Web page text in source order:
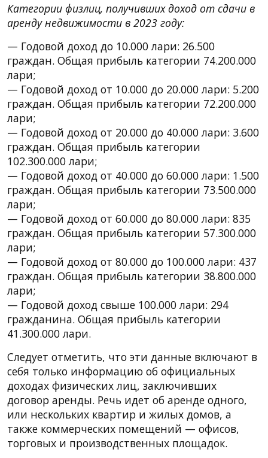
Категории физлиц, получивших доход от сдачи в
аренду недвижимости в 2023 году:
— Годовой доход до 10.000 лари: 26.500
граждан. Общая прибыль категории 74.200.000
лари;
— Годовой доход от 10.000 до 20.000 лари: 5.200
граждан. Общая прибыль категории 72.200.000
лари;
— Годовой доход от 20.000 до 40.000 лари: 3.600
граждан. Общая прибыль категории
102.300.000 лари;
— Годовой доход от 40.000 до 60.000 лари: 1.500
граждан. Общая прибыль категории 73.500.000
лари;
— Годовой доход от 60.000 до 80.000 лари: 835
граждан. Общая прибыль категории 57.300.000
лари;
— Годовой доход от 80.000 до 100.000 лари: 437
граждан. Общая прибыль категории 38.800.000
лари;
— Годовой доход свыше 100.000 лари: 294
гражданина. Общая прибыль категории
41.300.000 лари.
Следует отметить, что эти данные включают в
себя только информацию об официальных
доходах физических лиц, заключивших
договор аренды. Речь идет об аренде одного,
или нескольких квартир и жилых домов, а
также коммерческих помещений — офисов,
торговых и производственных площадок.